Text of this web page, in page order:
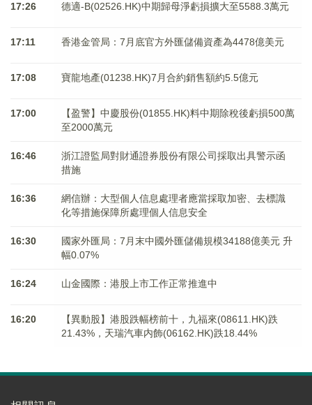
17:26 德適-B(02526.HK)中期歸母淨虧損擴大至5588.3萬元
17:11 香港金管局：7月底官方外匯儲備資產為4478億美元
17:08 寶龍地產(01238.HK)7月合約銷售額約5.5億元
17:00
【盈警】中慶股份(01855.HK)料中期除稅後虧損500萬
至2000萬元
16:46
浙江證監局對財通證券股份有限公司採取出具警示函
措施
16:36
網信辦：大型個人信息處理者應當採取加密、去標識
化等措施保障所處理個人信息安全
16:30
國家外匯局：7月末中國外匯儲備規模34188億美元 升
幅0.07%
16:24 山金國際：港股上市工作正常推進中
16:20
【異動股】港股跌幅榜前十，九福來(08611.HK)跌
21.43%，天瑞汽車内飾(06162.HK)跌18.44%